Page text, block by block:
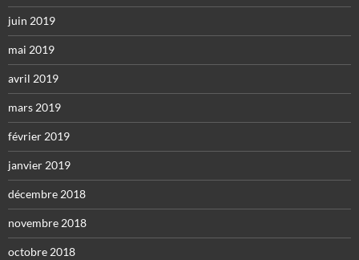
juin 2019
mai 2019
avril 2019
mars 2019
février 2019
janvier 2019
décembre 2018
novembre 2018
octobre 2018